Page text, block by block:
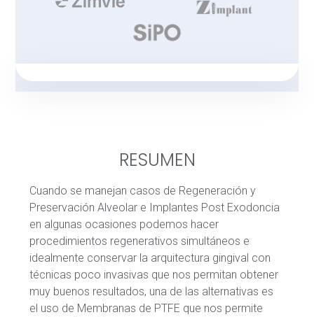
RESUMEN
Cuando se manejan casos de Regeneración y
Preservación Alveolar e Implantes Post Exodoncia
en algunas ocasiones podemos hacer
procedimientos regenerativos simultáneos e
idealmente conservar la arquitectura gingival con
técnicas poco invasivas que nos permitan obtener
muy buenos resultados, una de las alternativas es
el uso de Membranas de PTFE que nos permite